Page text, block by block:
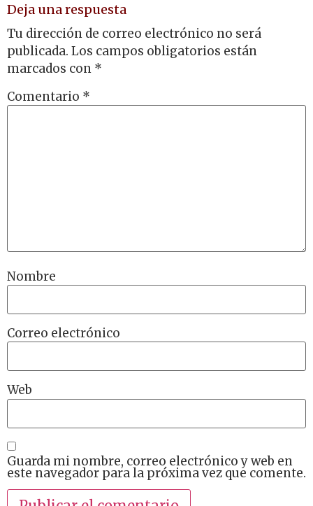
Deja una respuesta
Tu dirección de correo electrónico no será
publicada. Los campos obligatorios están
marcados con *
Comentario *
Nombre
Correo electrónico
Web
Guarda mi nombre, correo electrónico y web en
este navegador para la próxima vez que comente.